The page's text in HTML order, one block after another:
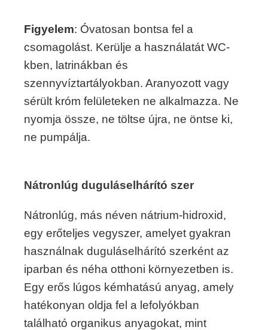
Figyelem: Óvatosan bontsa fel a
csomagolást. Kerülje a használatát WC-
kben, latrinákban és
szennyvíztartályokban. Aranyozott vagy
sérült króm felületeken ne alkalmazza. Ne
nyomja össze, ne töltse újra, ne öntse ki,
ne pumpálja.
Nátronlúg duguláselhárító szer
Nátronlúg, más néven nátrium-hidroxid,
egy erőteljes vegyszer, amelyet gyakran
használnak duguláselhárító szerként az
iparban és néha otthoni környezetben is.
Egy erős lúgos kémhatású anyag, amely
hatékonyan oldja fel a lefolyókban
található organikus anyagokat, mint